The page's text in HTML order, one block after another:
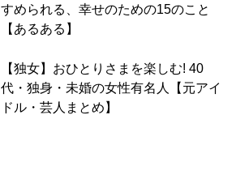
すめられる、幸せのための15のこと
【あるある】
【独女】おひとりさまを楽しむ! 40
代・独身・未婚の女性有名人【元アイ
ドル・芸人まとめ】